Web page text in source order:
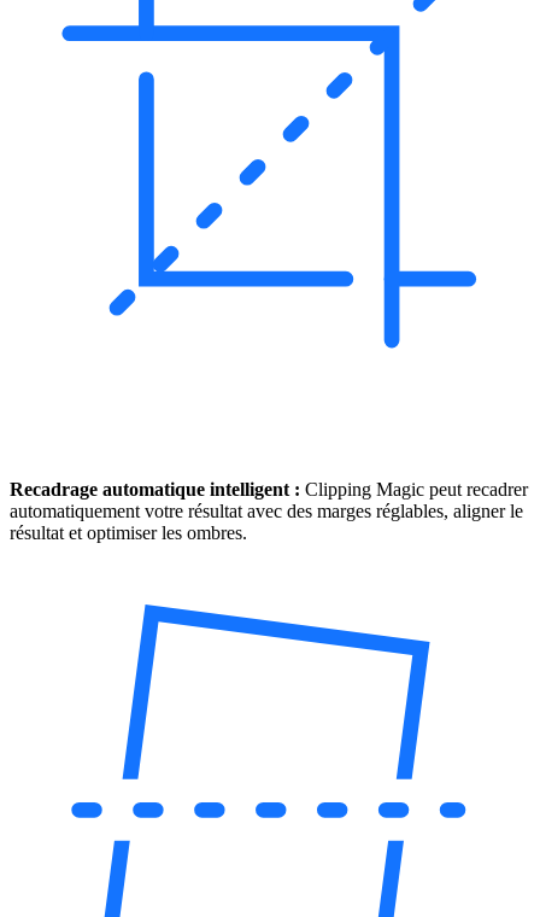
Recadrage automatique intelligent : Clipping Magic peut recadrer
automatiquement votre résultat avec des marges réglables, aligner le
résultat et optimiser les ombres.